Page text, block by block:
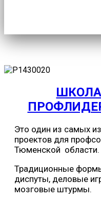
Это один из самых
проектов для
Тюменской области.
Традиционные
диспуты, деловые
мозговые штурмы.